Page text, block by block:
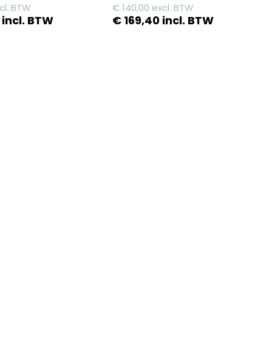
BTW
incl. BTW
€140,00 excl. BTW
€169,40incl. BTW